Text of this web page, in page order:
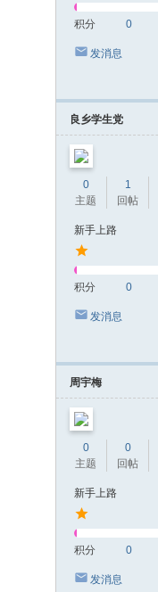
积分 0
发消息
良乡学生党
0
主题
1
回帖
新手上路
积分 0
发消息
周宇梅
0
主题
0
回帖
新手上路
积分 0
发消息